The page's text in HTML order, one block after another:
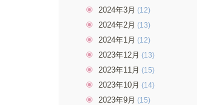
2024年3月 (12)
2024年2月 (13)
2024年1月 (12)
2023年12月 (13)
2023年11月 (15)
2023年10月 (14)
2023年9月 (15)